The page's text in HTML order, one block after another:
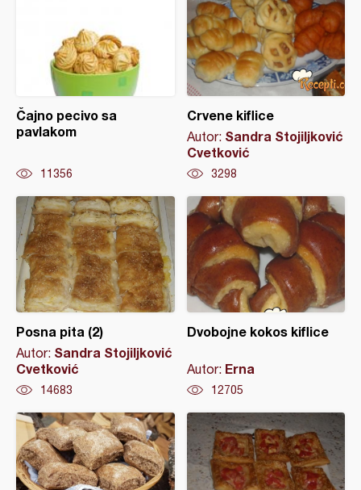
Čajno pecivo sa
pavlakom
11356
Crvene kiflice
Autor: Sandra Stojiljković
Cvetković
3298
Posna pita (2)
Autor: Sandra Stojiljković
Cvetković
14683
Dvobojne kokos kiflice
Autor: Erna
12705